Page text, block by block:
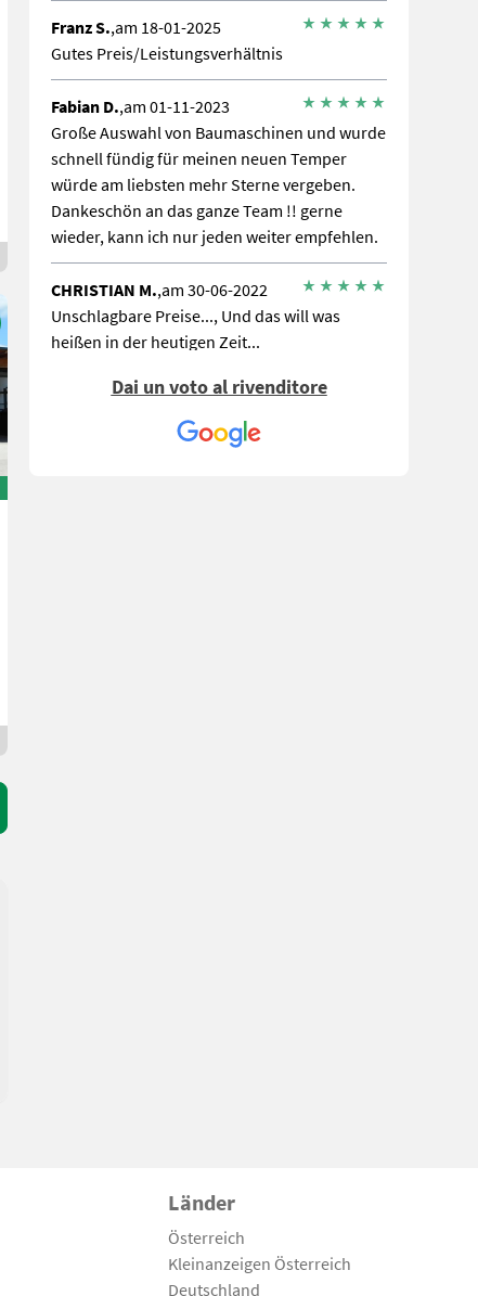
Franz S.,am 18-01-2025
Gutes Preis/Leistungsverhältnis
Fabian D.,am 01-11-2023
Große Auswahl von Baumaschinen und wurde
schnell fündig für meinen neuen Temper
würde am liebsten mehr Sterne vergeben.
Dankeschön an das ganze Team !! gerne
wieder, kann ich nur jeden weiter empfehlen.
CHRISTIAN M.,am 30-06-2022
Unschlagbare Preise..., Und das will was
heißen in der heutigen Zeit...
Dai un voto al rivenditore
Länder
Österreich
Kleinanzeigen Österreich
Deutschland